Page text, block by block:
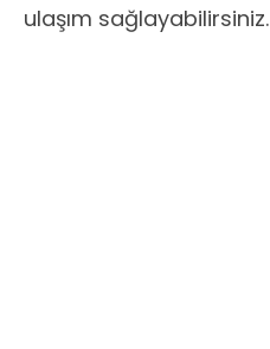
ulaşım sağlayabilirsiniz.